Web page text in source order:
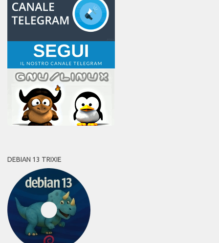
DEBIAN 13 TRIXIE